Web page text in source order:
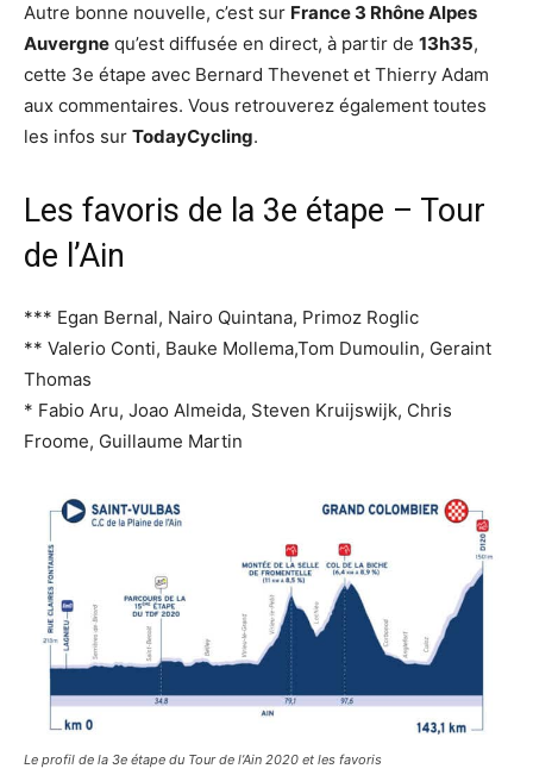
Autre bonne nouvelle, c’est sur France 3 Rhône Alpes
Auvergne qu’est diffusée en direct, à partir de 13h35,
cette 3e étape avec Bernard Thevenet et Thierry Adam
aux commentaires. Vous retrouverez également toutes
les infos sur TodayCycling.
Les favoris de la 3e étape – Tour
de l’Ain
*** Egan Bernal, Nairo Quintana, Primoz Roglic
** Valerio Conti, Bauke Mollema,Tom Dumoulin, Geraint
Thomas
* Fabio Aru, Joao Almeida, Steven Kruijswijk, Chris
Froome, Guillaume Martin
Le profil de la 3e étape du Tour de l’Ain 2020 et les favoris